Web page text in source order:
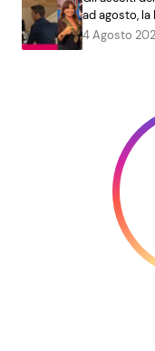
ad agosto,
4 Agosto